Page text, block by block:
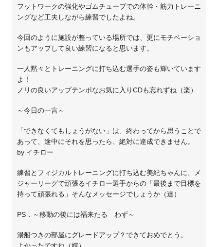
フットワークの強化やゴムチューブでの体幹・筋力トレーニ
ングなど工夫しながら練習でしたよね。
今回のように施設が整っている場所では、更にモチベーショ
ンもアップして良い練習になると思います。
一人黙々とトレーニングに打ち込む選手の姿も輝いています
よ！
ノリの良いアップテンポなお気に入りCDも忘れずね（楽）
～今日の一言～
「できなくてもしょうがない」は、終わってから思うことで
あって、途中にそれを思ったら、絶対に達成できません。
by イチロー
練習とフィジカルトレーニングに打ち込む美紀ちゃんに、メ
ジャーリーグで頑張るイチロー選手からの「最後まで目標を
持って頑張れる」そんなメッセージでしょうか（達）
PS．～移動の後には福来たる わず～
湯船つきの部屋にグレードアップ？できておめでとう。
よかったですね（嬉）